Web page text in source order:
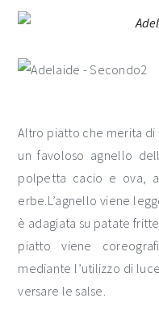
Altro piatto che merita di
un favoloso agnello
polpetta cacio e ova,
erbe.L’agnello viene
è adagiata su patate
piatto viene
mediante l’utilizzo di
versare le salse.